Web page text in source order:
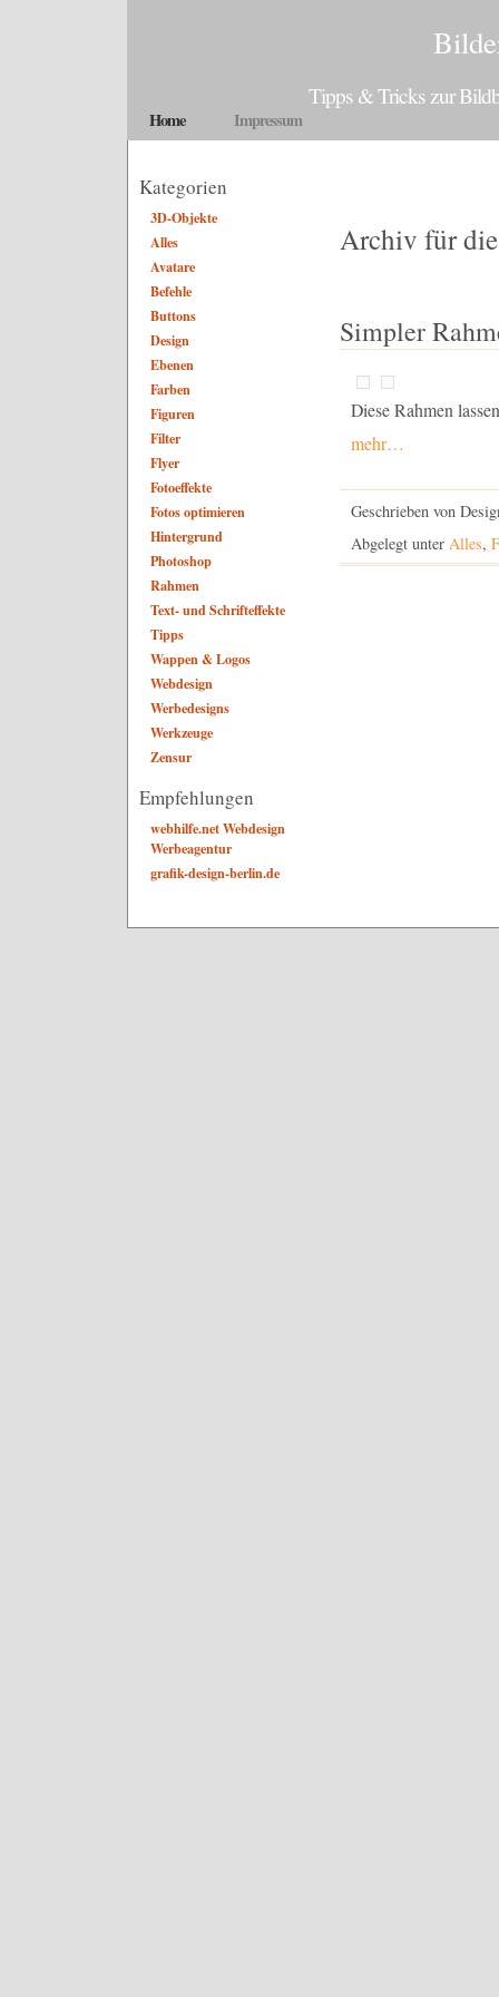
Tipps & Tricks zur
Home Impressum
Kategorien
3D-Objekte
Alles
Avatare
Befehle
Buttons
Design
Ebenen
Farben
Figuren
Filter
Flyer
Fotoeffekte
Fotos optimieren
Hintergrund
Photoshop
Rahmen
Text- und Schrifteffekte
Tipps
Wappen & Logos
Webdesign
Werbedesigns
Werkzeuge
Zensur
Empfehlungen
webhilfe.net Webdesign
Werbeagentur
grafik-design-berlin.de
Archiv für
Simpler
Diese Rahmen
mehr…
Geschrieben von
Abgelegt unter Alles,